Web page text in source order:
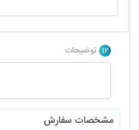
12 توضیحات
مشخصات سفارش